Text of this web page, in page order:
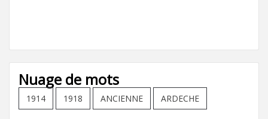
Nuage de mots
1914 1918 ANCIENNE ARDECHE